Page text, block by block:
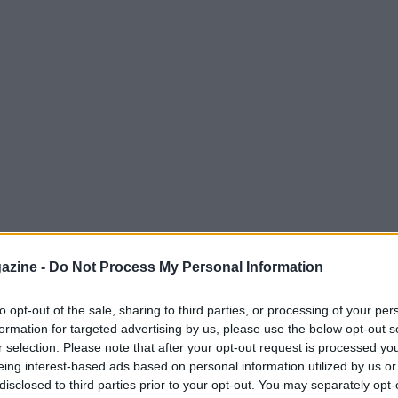
- Do Not Process My Personal Information
opt-out of the sale, sharing to third parties, or processing of your
for targeted advertising by us, please use the below opt-out
selection. Please note that after your opt-out request is processed
interest-based ads based on personal information utilized by us
to third parties prior to your opt-out. You may separately
Consonni nella madison del ciclismo
non sono state rispettate le
Consonni nell’inseguimento a squadre e il